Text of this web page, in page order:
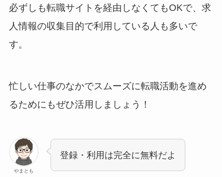
必ずしも転職サイトを経由しなくてもOKで、求
人情報の収集目的で利用している人も多いで
す。
忙しい仕事のなかでスムーズに転職活動を進め
るためにもぜひ活用しましょう！
やまとも
登録・利用は完全に無料だよ